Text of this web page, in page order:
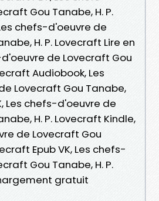
Gou Tanabe, H. P.
chefs-d'oeuvre de
H. P. Lovecraft Lire en
de Lovecraft Gou
Audiobook, Les
Lovecraft Gou Tanabe,
Les chefs-d'oeuvre de
H. P. Lovecraft Kindle,
de Lovecraft Gou
Epub VK, Les chefs-
Gou Tanabe, H. P.
gratuit